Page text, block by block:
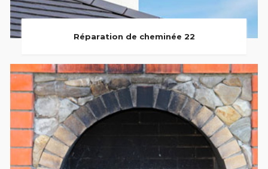
Réparation de cheminée 22